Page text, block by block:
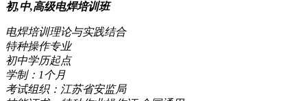
初,中,高级电焊培训班
电焊培训理论与实践结合
特种操作专业
初中学历起点
学制： 1个月
考试组织： 江苏省安监局